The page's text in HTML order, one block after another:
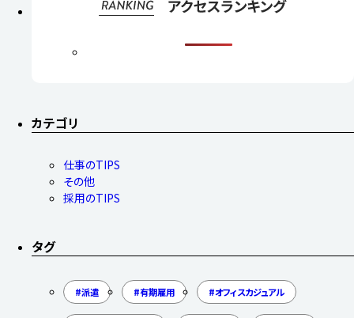
カテゴリ
仕事のTIPS
その他
採用のTIPS
タグ
派遣 有期雇用 オフィスカジュアル